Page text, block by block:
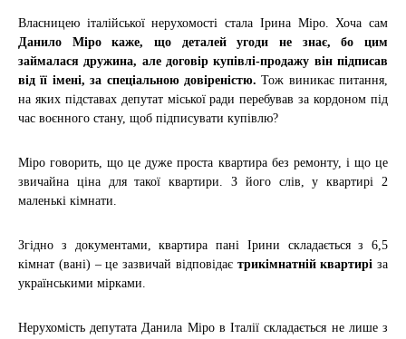
Власницею італійської нерухомості стала Ірина Міро. Хоча сам
Данило Міро каже, що деталей угоди не знає, бо цим
займалася дружина, але договір купівлі-продажу він підписав
від її імені, за спеціальною довіреністю. Тож виникає питання,
на яких підставах депутат міської ради перебував за кордоном під
час воєнного стану, щоб підписувати купівлю?
Міро говорить, що це дуже проста квартира без ремонту, і що це
звичайна ціна для такої квартири. З його слів, у квартирі 2
маленькі кімнати.
Згідно з документами, квартира пані Ірини складається з 6,5
кімнат (вані) – це зазвичай відповідає трикімнатній квартирі за
українськими мірками.
Нерухомість депутата Данила Міро в Італії складається не лише з